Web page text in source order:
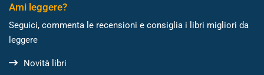
Ami leggere?
Seguici, commenta le recensioni e consiglia i libri migliori da
leggere
Novità libri